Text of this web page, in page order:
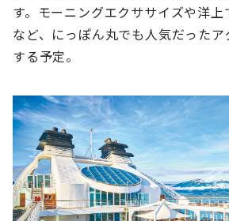
す。モーニングエクササイズや洋
など、にっぽん丸でも人気だった
する予定。